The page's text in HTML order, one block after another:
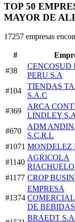
TOP 50
MAYOR DE
17257 empresas
#
#38
CENCOSUD
PERU S.A
#104
TIENDAS
S.A.C
#369
ARCA
LINDLEY
#670
ADM
S.C.R.L
#1071 MONDELEZ
#1140
AGRICOLA
RIACHUELO
#1177 CROP
#1374
EMPRESA
DE
BRAEDT